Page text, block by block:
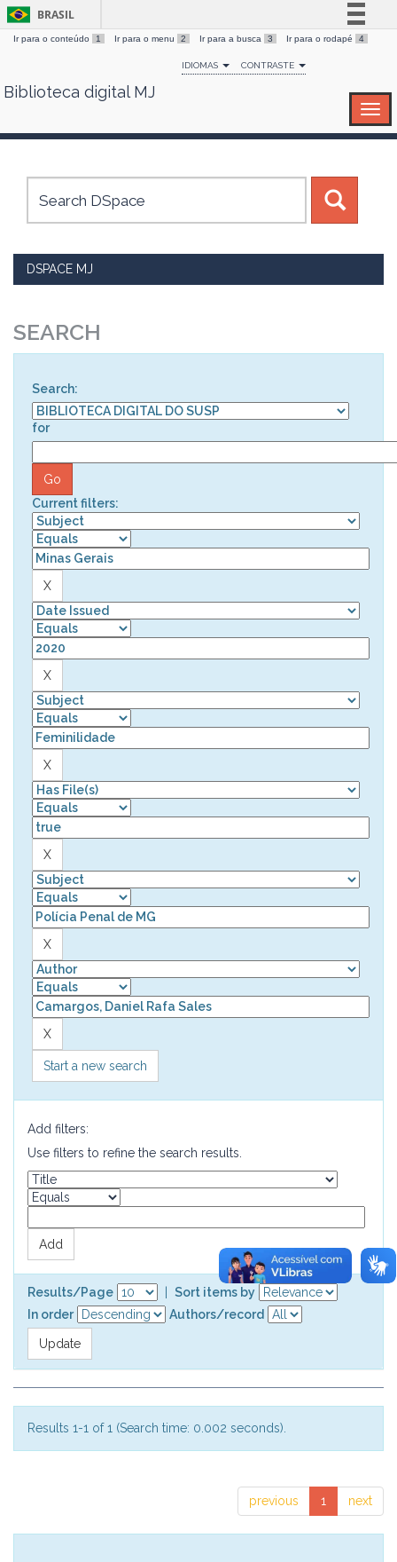
Skip
BRASIL
Simplifique!
Comunica BR
Canais
Ir para o conteúdo 1 Ir para o menu 2 Ir para a busca 3 Ir para o rodapé 4
IDIOMAS CONTRASTE
Biblioteca digital MJ
DSPACE MJ
SEARCH
Search:
for
Current filters:
Start a new search
Add filters:
Use filters to refine the search results.
Results/Page
Sort items by
In order
Authors/record
Results 1-1 of 1 (Search time: 0.002 seconds).
previous 1 next